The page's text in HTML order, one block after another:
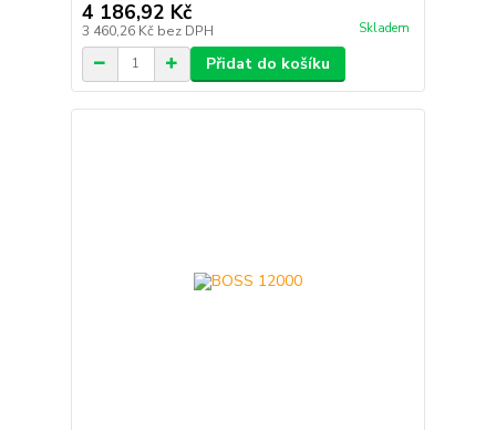
4 186,92 Kč
3 460,26 Kč bez DPH Skladem
Přidat do košíku